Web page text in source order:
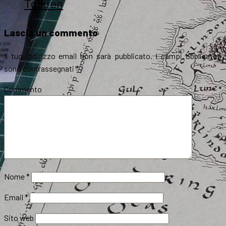
Tolkien
Lascia un commento
Il tuo indirizzo email non sarà pubblicato. I campi obbligatori
sono contrassegnati*
Commento*
Nome*
Email *
Sito web